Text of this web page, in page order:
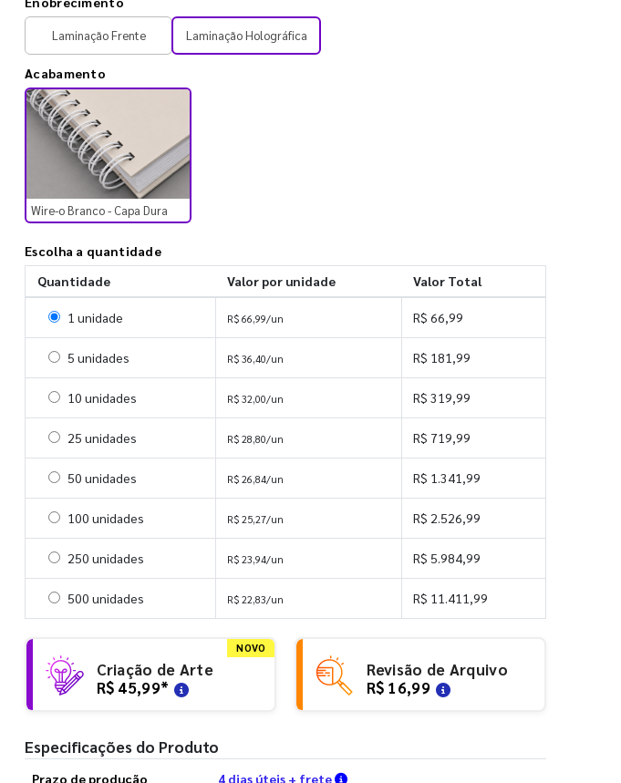
Laminação Frente Laminação Holográfica
Acabamento
Wire-o Branco - Capa Dura
Escolha a quantidade
Quantidade
Valor por unidade Valor Total
Selecionar 1 unidade
1 unidade R$ 66,99/un R$ 66,99
Selecionar 5 unidades
5 unidades R$ 36,40/un R$ 181,99
Selecionar 10 unidades
10 unidades R$ 32,00/un R$ 319,99
Selecionar 25 unidades
25 unidades R$ 28,80/un R$ 719,99
Selecionar 50 unidades
50 unidades R$ 26,84/un R$ 1.341,99
Selecionar 100 unidades
100 unidades R$ 25,27/un R$ 2.526,99
Selecionar 250 unidades
250 unidades R$ 23,94/un R$ 5.984,99
Selecionar 500 unidades
500 unidades R$ 22,83/un R$ 11.411,99
NOVO
Criação de Arte
R$ 45,99*
Revisão de Arquivo
R$ 16,99
Especificações do Produto
Prazo de produção 4 dias úteis + frete Verifique as condições de entrega